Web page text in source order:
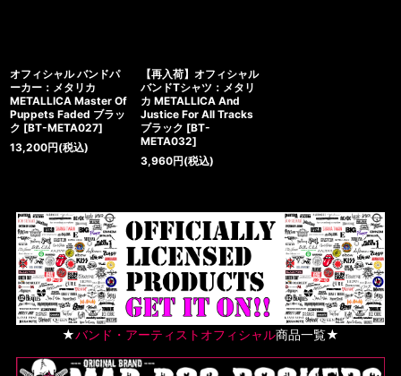
オフィシャル バンドパ
ーカー：メタリカ
METALLICA Master Of
Puppets Faded ブラッ
ク [BT-META027]
13,200円(税込)
【再入荷】オフィシャル
バンドTシャツ：メタリ
カ METALLICA And
Justice For All Tracks
ブラック [BT-
META032]
3,960円(税込)
★バンド・アーティストオフィシャル商品一覧★